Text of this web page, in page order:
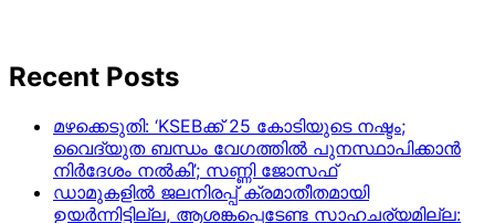
Recent Posts
മഴക്കെടുതി: ‘KSEBക്ക് 25 കോടിയുടെ നഷ്ടം;
വൈദ്യുത ബന്ധം വേഗത്തിൽ പുനസ്ഥാപിക്കാൻ
നിർ​ദേശം നൽകി’; സണ്ണി ജോസഫ്
ഡാമുകളില്‍ ജലനിരപ്പ് ക്രമാതീതമായി
ഉയര്‍ന്നിട്ടില്ല, ആശങ്കപ്പെടേണ്ട സാഹചര്യമില്ല: